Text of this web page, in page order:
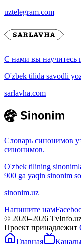
uztelegram.com
С нами вы научитесь
O'zbek tilida savodli
sarlavha.com
Словарь синонимов
синонимов.
O'zbek tilining
900 ga yaqin sinonim
sinonim.uz
Напишите нам
© 2020–2026
Проект принадлежит
Главная